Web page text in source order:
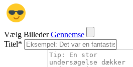
Vælg Billeder Gennemse
Titel*